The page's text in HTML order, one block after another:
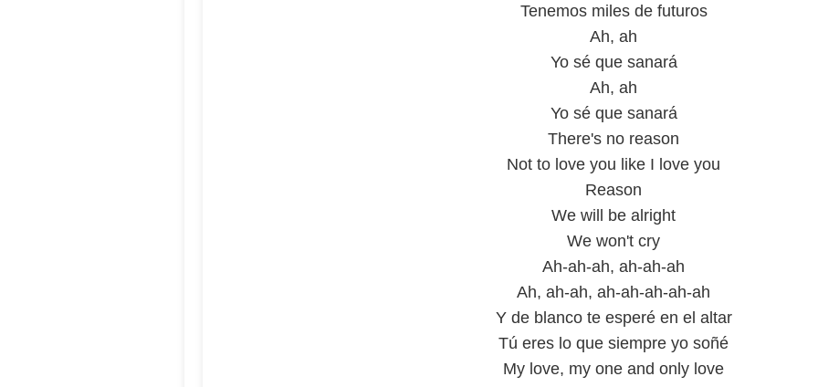
Tenemos miles de futuros
Ah, ah
Yo sé que sanará
Ah, ah
Yo sé que sanará
There's no reason
Not to love you like I love you
Reason
We will be alright
We won't cry
Ah-ah-ah, ah-ah-ah
Ah, ah-ah, ah-ah-ah-ah-ah
Y de blanco te esperé en el altar
Tú eres lo que siempre yo soñé
My love, my one and only love